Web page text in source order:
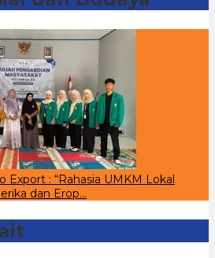
Export : “Rahasia UMKM Lokal
dan Erop…